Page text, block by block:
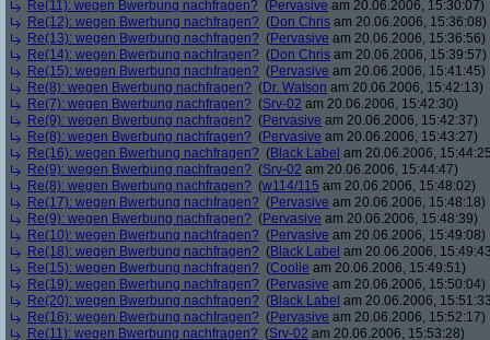
Re(11): wegen Bwerbung nachfragen? (Pervasive am 20.06.2006, 15:30:07)
Re(12): wegen Bwerbung nachfragen? (Don Chris am 20.06.2006, 15:36:08)
Re(13): wegen Bwerbung nachfragen? (Pervasive am 20.06.2006, 15:36:56)
Re(14): wegen Bwerbung nachfragen? (Don Chris am 20.06.2006, 15:39:57)
Re(15): wegen Bwerbung nachfragen? (Pervasive am 20.06.2006, 15:41:45)
Re(8): wegen Bwerbung nachfragen? (Dr. Watson am 20.06.2006, 15:42:13)
Re(7): wegen Bwerbung nachfragen? (Srv-02 am 20.06.2006, 15:42:30)
Re(9): wegen Bwerbung nachfragen? (Pervasive am 20.06.2006, 15:42:37)
Re(8): wegen Bwerbung nachfragen? (Pervasive am 20.06.2006, 15:43:27)
Re(16): wegen Bwerbung nachfragen? (Black Label am 20.06.2006,
Re(9): wegen Bwerbung nachfragen? (Srv-02 am 20.06.2006, 15:44:47)
Re(8): wegen Bwerbung nachfragen? (w114/115 am 20.06.2006, 15:48:02)
Re(17): wegen Bwerbung nachfragen? (Pervasive am 20.06.2006, 15:48:18)
Re(9): wegen Bwerbung nachfragen? (Pervasive am 20.06.2006, 15:48:39)
Re(10): wegen Bwerbung nachfragen? (Pervasive am 20.06.2006, 15:49:08)
Re(18): wegen Bwerbung nachfragen? (Black Label am 20.06.2006,
Re(15): wegen Bwerbung nachfragen? (Coolie am 20.06.2006, 15:49:51)
Re(19): wegen Bwerbung nachfragen? (Pervasive am 20.06.2006, 15:50:04)
Re(20): wegen Bwerbung nachfragen? (Black Label am 20.06.2006,
Re(16): wegen Bwerbung nachfragen? (Pervasive am 20.06.2006, 15:52:17)
Re(11): wegen Bwerbung nachfragen? (Srv-02 am 20.06.2006, 15:53:28)